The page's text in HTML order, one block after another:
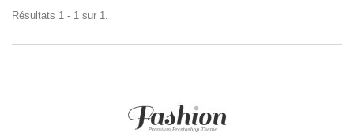
Résultats 1 - 1 sur 1.